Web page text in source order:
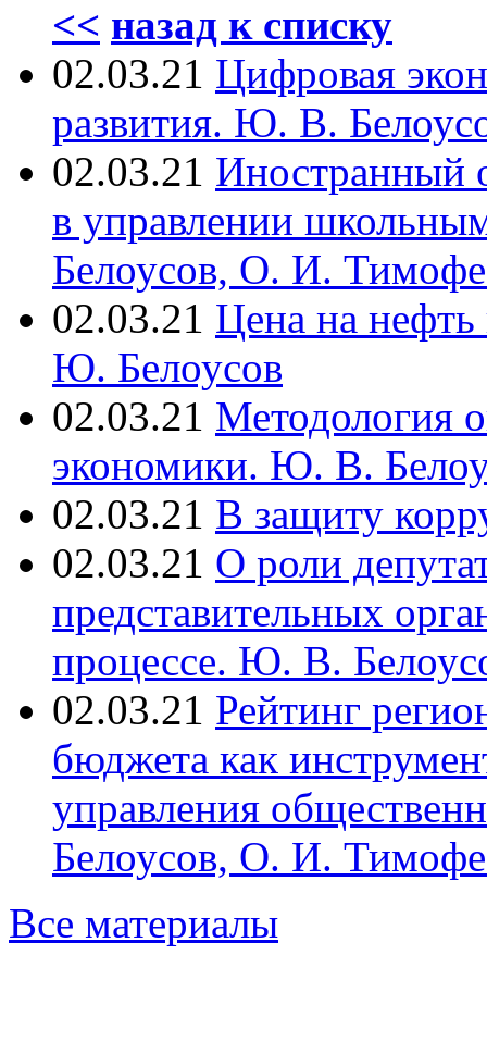
<< назад к списку
02.03.21 Цифровая
развития. Ю. В.
02.03.21 Иностранный
в управлении
Белоусов, О. И.
02.03.21 Цена на нефть
Ю. Белоусов
02.03.21 Методология
экономики. Ю. В.
02.03.21 В защиту
02.03.21 О роли
представительных
процессе. Ю. В.
02.03.21 Рейтинг
бюджета как
управления
Белоусов, О. И.
Все материалы